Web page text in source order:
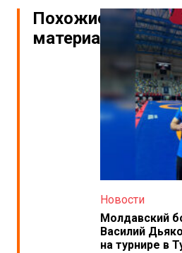
Похожие
материалы
Новости
Молдавский
Василий
на турнире в